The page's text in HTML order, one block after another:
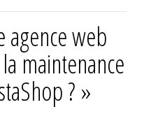
agence web
maintenance
? »